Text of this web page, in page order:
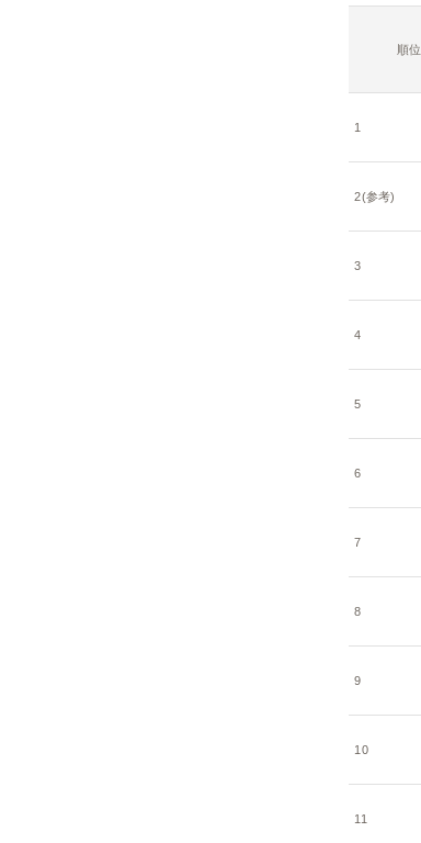
順位
1
2(参考)
3
4
5
6
7
8
9
10
11